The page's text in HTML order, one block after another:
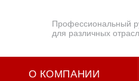
Профессиональный
для различных
О КОМПАНИИ